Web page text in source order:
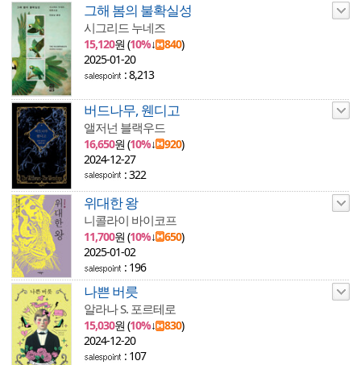
그해 봄의 불확실성
시그리드 누네즈
15,120원 (10%↓ 840)
2025-01-20
: 8,213
버드나무, 웬디고
앨저넌 블랙우드
16,650원 (10%↓ 920)
2024-12-27
: 322
위대한 왕
니콜라이 바이코프
11,700원 (10%↓ 650)
2025-01-02
: 196
나쁜 버릇
알라나 S. 포르테로
15,030원 (10%↓ 830)
2024-12-20
: 107